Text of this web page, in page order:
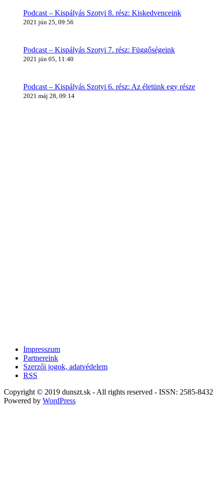
Podcast – Kispályás Szotyi 8. rész: Kiskedvenceink
2021 jún 25, 09:56
Podcast – Kispályás Szotyi 7. rész: Függőségeink
2021 jún 05, 11:40
Podcast – Kispályás Szotyi 6. rész: Az életünk egy része
2021 máj 28, 09:14
Impresszum
Partnereink
Szerzői jogok, adatvédelem
RSS
Copyright © 2019 dunszt.sk - All rights reserved - ISSN: 2585-8432
Powered by WordPress